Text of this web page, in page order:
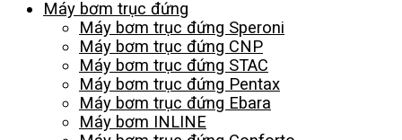
Máy bơm trục đứng
Máy bơm trục đứng Speroni
Máy bơm trục đứng CNP
Máy bơm trục đứng STAC
Máy bơm trục đứng Pentax
Máy bơm trục đứng Ebara
Máy bơm INLINE